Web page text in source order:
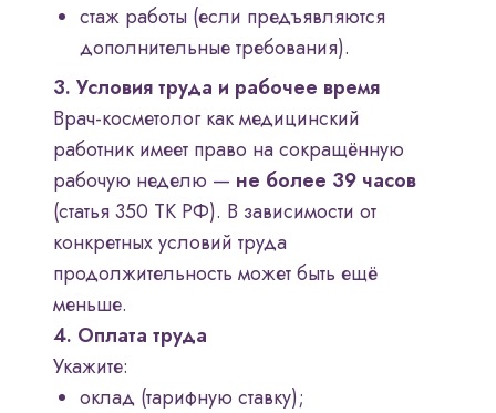
стаж работы (если предъявляются
дополнительные требования).
3. Условия труда и рабочее время
Врач-косметолог как медицинский
работник имеет право на сокращённую
рабочую неделю — не более 39 часов
(статья 350 ТК РФ). В зависимости от
конкретных условий труда
продолжительность может быть ещё
меньше.
4. Оплата труда
Укажите:
оклад (тарифную ставку);